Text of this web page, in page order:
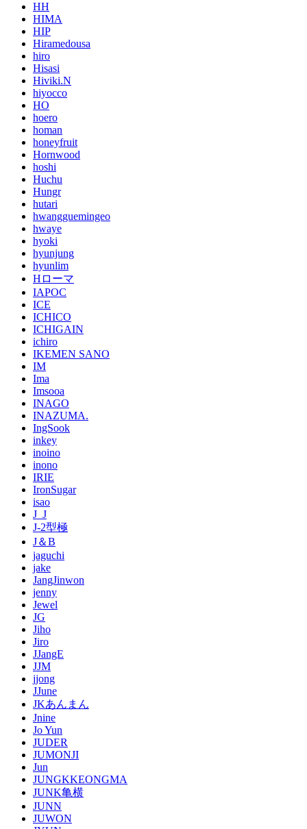
HH
HIMA
HIP
Hiramedousa
hiro
Hisasi
Hiviki.N
hiyocco
HO
hoero
homan
honeyfruit
Hornwood
hoshi
Huchu
Hungr
hutari
hwangguemingeo
hwaye
hyoki
hyunjung
hyunlim
Hローマ
IAPOC
ICE
ICHICO
ICHIGAIN
ichiro
IKEMEN SANO
IM
Ima
Imsooa
INAGO
INAZUMA.
IngSook
inkey
inoino
inono
IRIE
IronSugar
isao
J_J
J-2型極
J＆B
jaguchi
jake
JangJinwon
jenny
Jewel
JG
Jiho
Jiro
JJangE
JJM
jjong
JJune
JKあんまん
Jnine
Jo Yun
JUDER
JUMONJI
Jun
JUNGKKEONGMA
JUNK亀横
JUNN
JUWON